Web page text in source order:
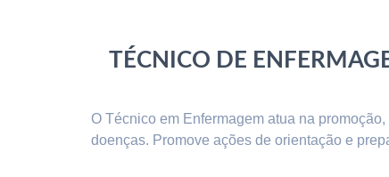
TÉCNICO DE
O Técnico em Enfermagem atua na
doenças. Promove ações de orientação e